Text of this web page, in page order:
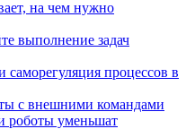
на чем нужно
выполнение задач
саморегуляция процессов в
с внешними командами
роботы уменьшат